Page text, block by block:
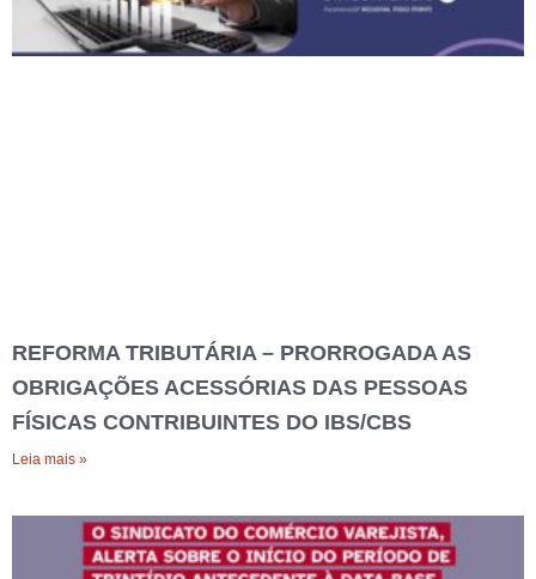
REFORMA TRIBUTÁRIA – PRORROGADA AS
OBRIGAÇÕES ACESSÓRIAS DAS PESSOAS
FÍSICAS CONTRIBUINTES DO IBS/CBS
Leia mais »